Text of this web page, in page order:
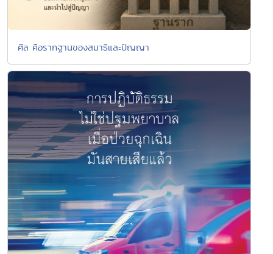
ศีล คือรากฐานของสมาธิและปัญญา